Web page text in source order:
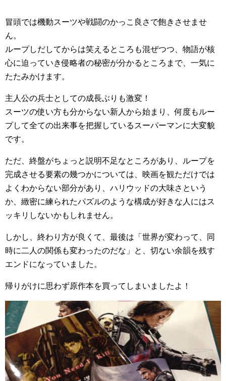
冒頭では機動スーツや戦闘のかっこ良さで飽きさせませ
ん。
ループしだしてからは笑えるところも混ぜつつ、物語が核
心に迫っていき侵略者の秘密が分かるところまで、一気に
たたみかけます。
主人公の兵士としての成長ぶりも激変！
スーツの使い方も分からない新人から始まり、何度もルー
プして全ての出来事を把握しているスーパーマンに大変貌
です。
ただ、終盤がちょっと説明不足なところがあり、ループを
完成させる要素の幾つかについては、映画を観ただけでは
よくわからない部分があり、ハリウッドの大味さという
か、緻密に練られたパズルのような構成が好きな人にはス
ッキリしないかもしれません。
しかし、終わり方が良くて、最後は「世界が変わって、同
時に二人の関係も変わったのだな」と、切ない余韻を残す
エンドになっていました。
帰りがけに思わず原作本を買ってしまいましたよ！